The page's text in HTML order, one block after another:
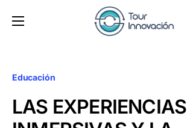
Educación
LAS EXPERIENCIAS